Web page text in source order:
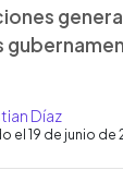
Díaz
el 19 de junio de